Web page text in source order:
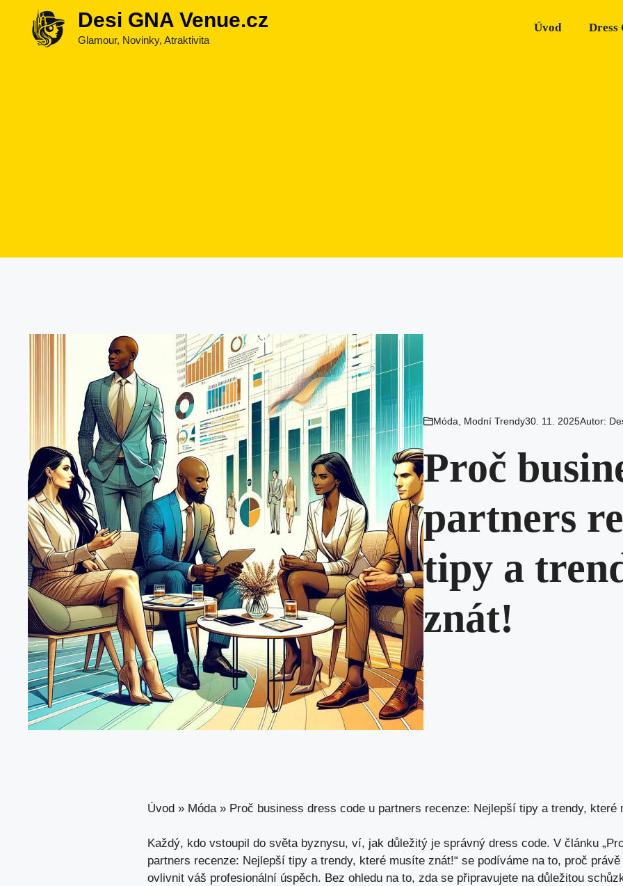
Přeskočit
Desi GNA Venue.cz
Glamour, Novinky, Atraktivita
Úvod Dress
Móda Modní Trendy30. 11. 2025Autor:
Proč
partners
tipy a
znát!
Úvod » Móda » Proč business dress code u partners recenze: Nejlepší tipy a trendy, které
Každý, kdo vstoupil do světa byznysu, ví, jak důležitý je správný dress code. V článku
partners recenze: Nejlepší tipy a trendy, které musíte znát!“ se podíváme na to, proč
ovlivnit váš profesionální úspěch. Bez ohledu na to, zda se připravujete na důležitou